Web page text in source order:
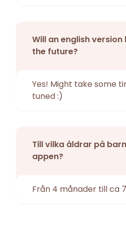
Will an english version
the future?
Yes! Might take some
tuned :)
Till vilka åldrar på
appen?
Från 4 månader till ca